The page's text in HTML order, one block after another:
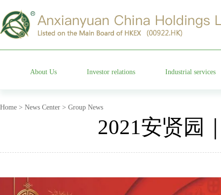
About Us
Development history
Investor relations
Company announcements
Corporate governance
Industrial services
Characteristic garden
Anxian Century
Home > News Center > Group News
2021安贤园